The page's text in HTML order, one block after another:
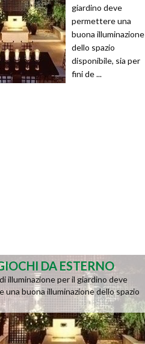
giardino deve
permettere una
buona illuminazione
dello spazio
disponibile, sia per
fini de ...
DA ESTERNO
illuminazione per il giardino deve
una buona illuminazione dello spazio